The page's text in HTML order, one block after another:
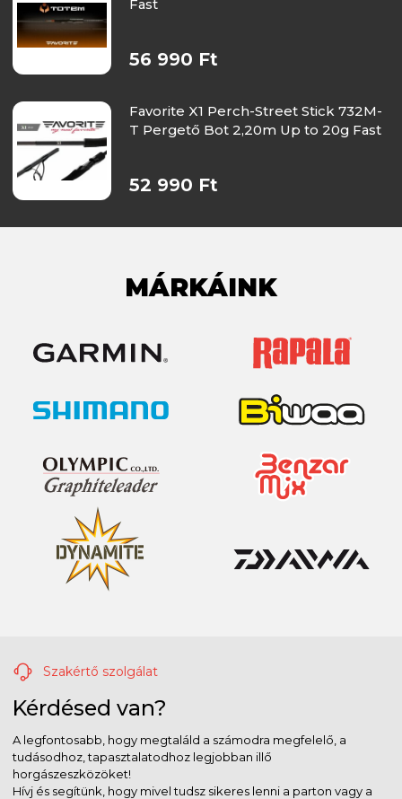
Fast
56 990 Ft
Favorite X1 Perch-Street Stick 732M-
T Pergető Bot 2,20m Up to 20g Fast
52 990 Ft
MÁRKÁINK
Szakértő szolgálat
Kérdésed van?
A legfontosabb, hogy megtaláld a számodra megfelelő, a
tudásodhoz, tapasztalatodhoz legjobban illő
horgászeszközöket!
Hívj és segítünk, hogy mivel tudsz sikeres lenni a parton vagy a